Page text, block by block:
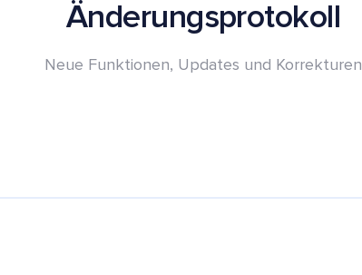
Änderungsprotokoll
Neue Funktionen, Updates und Korrekturen